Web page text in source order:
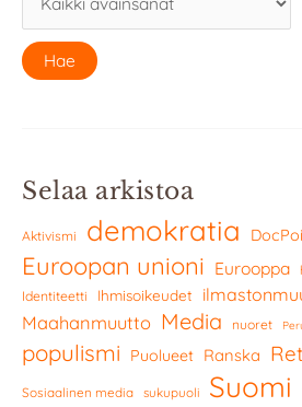
Selaa arkistoa
Aktivismi demokratia
Euroopan unioni Eurooppa
Identiteetti Ihmisoikeudet
Maahanmuutto Media nuoret
populismi Puolueet Ranska
Sosiaalinen media sukupuoli Suomi